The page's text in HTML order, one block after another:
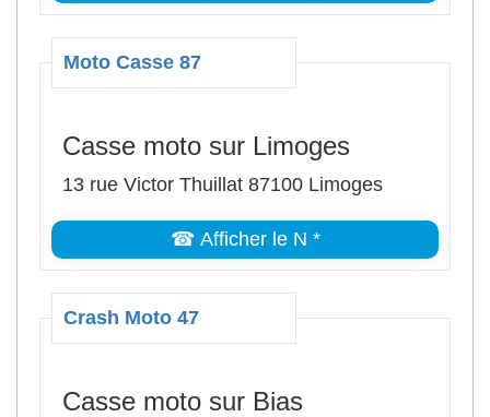
Moto Casse 87
Casse moto sur Limoges
13 rue Victor Thuillat 87100 Limoges
☎ Afficher le N *
Crash Moto 47
Casse moto sur Bias